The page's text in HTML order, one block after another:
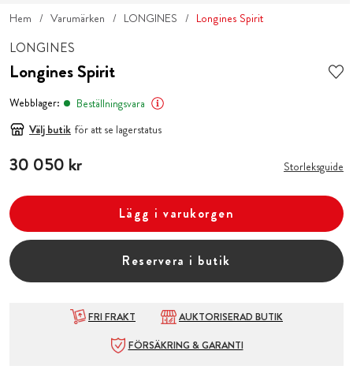
Hem Varumärken LONGINES Longines Spirit
LONGINES
Longines Spirit
Webblager:
Beställningsvara
Välj butik för att se lagerstatus
Pris :30 050 kr
30 050 kr Storleksguide
Lägg i varukorgen
Reservera i butik
FRI FRAKT
AUKTORISERAD BUTIK
FÖRSÄKRING & GARANTI